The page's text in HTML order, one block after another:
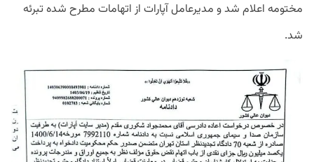
مختومه اعلام شد و مدیرعامل آپارات از اتهامات مطرح شده تبرئه
شد.